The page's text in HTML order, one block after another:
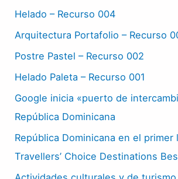
Helado – Recurso 004
Arquitectura Portafolio – Recurso
Postre Pastel – Recurso 002
Helado Paleta – Recurso 001
Google inicia «puerto de
República Dominicana
República Dominicana en el primer
Travellers’ Choice Destinations